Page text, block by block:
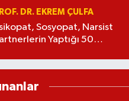
DR. EKREM ÇULFA
Sosyopat, Narsist
Yaptığı 50